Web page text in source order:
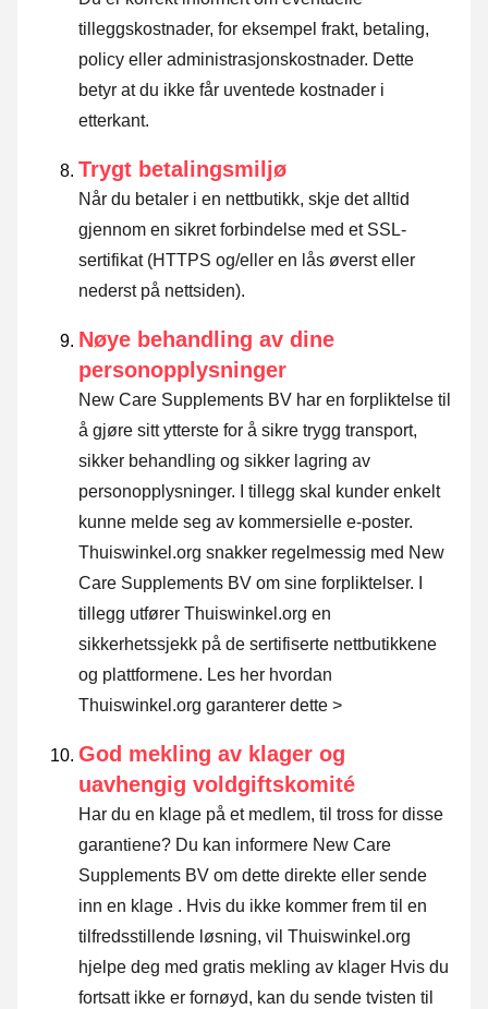
tilleggskostnader, for eksempel frakt, betaling,
policy eller administrasjonskostnader. Dette
betyr at du ikke får uventede kostnader i
etterkant.
Trygt betalingsmiljø
Når du betaler i en nettbutikk, skje det alltid
gjennom en sikret forbindelse med et SSL-
sertifikat (HTTPS og/eller en lås øverst eller
nederst på nettsiden).
Nøye behandling av dine
personopplysninger
New Care Supplements BV har en forpliktelse til
å gjøre sitt ytterste for å sikre trygg transport,
sikker behandling og sikker lagring av
personopplysninger. I tillegg skal kunder enkelt
kunne melde seg av kommersielle e-poster.
Thuiswinkel.org snakker regelmessig med New
Care Supplements BV om sine forpliktelser. I
tillegg utfører Thuiswinkel.org en
sikkerhetssjekk på de sertifiserte nettbutikkene
og plattformene. Les her hvordan
Thuiswinkel.org garanterer dette >
God mekling av klager og
uavhengig voldgiftskomité
Har du en klage på et medlem, til tross for disse
garantiene? Du kan informere New Care
Supplements BV om dette direkte eller sende
inn en klage . Hvis du ikke kommer frem til en
tilfredsstillende løsning, vil Thuiswinkel.org
hjelpe deg med gratis mekling av klager Hvis du
fortsatt ikke er fornøyd, kan du sende tvisten til